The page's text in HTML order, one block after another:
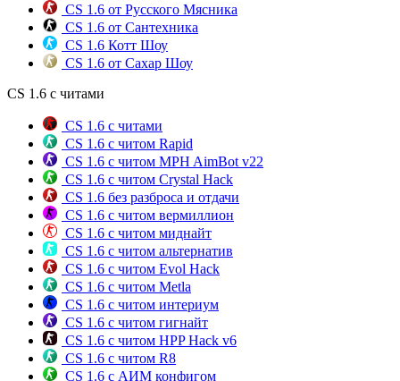
CS 1.6 от Русского Мясника
CS 1.6 от Сантехника
CS 1.6 Котт Шоу
CS 1.6 от Сахар Шоу
CS 1.6 с читами
CS 1.6 с читами
CS 1.6 с читом Rapid
CS 1.6 с читом MPH AimBot v22
CS 1.6 с читом Crystal Hack
CS 1.6 без разброса и отдачи
CS 1.6 с читом вермиллион
CS 1.6 с читом миднайт
CS 1.6 с читом альтернатив
CS 1.6 с читом Evol Hack
CS 1.6 с читом Metla
CS 1.6 с читом интериум
CS 1.6 с читом гигнайт
CS 1.6 с читом HPP Hack v6
CS 1.6 с читом R8
CS 1.6 с АИМ конфигом